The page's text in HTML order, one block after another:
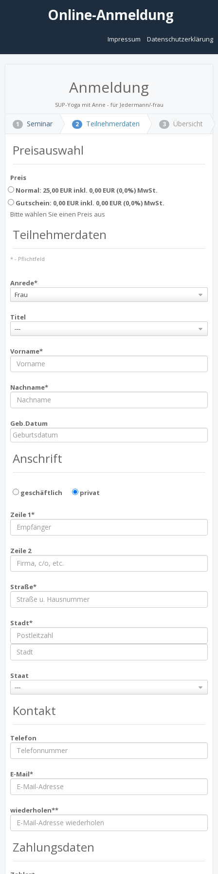
Online-Anmeldung
Impressum Datenschutzerklärung
Anmeldung
SUP-Yoga mit Anne - für Jedermann/-frau
1 Seminar 2 Teilnehmerdaten 3 Übersicht
Preisauswahl
Preis
Normal: 25,00 EUR inkl. 0,00 EUR (0,0%) MwSt.
Gutschein: 0,00 EUR inkl. 0,00 EUR (0,0%) MwSt.
Bitte wählen Sie einen Preis aus
Teilnehmerdaten
* - Pflichtfeld
Anrede*
Frau
Titel
---
Vorname*
Nachname*
Geb.Datum
Anschrift
geschäftlich privat
Zeile 1*
Zeile 2
Straße*
Stadt*
Staat
---
Kontakt
Telefon
E-Mail*
wiederholen**
Zahlungsdaten